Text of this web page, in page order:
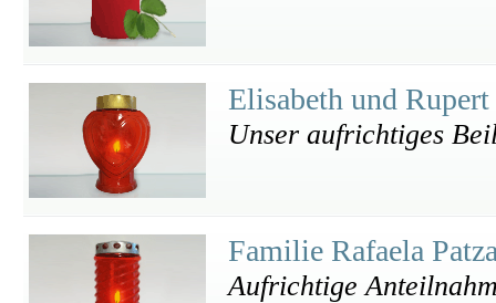
Elisabeth und
Unser aufrichtiges
Familie Rafaela
Aufrichtige